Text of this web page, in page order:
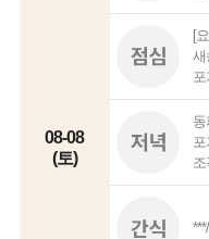
08-08
(토)
[
새
조